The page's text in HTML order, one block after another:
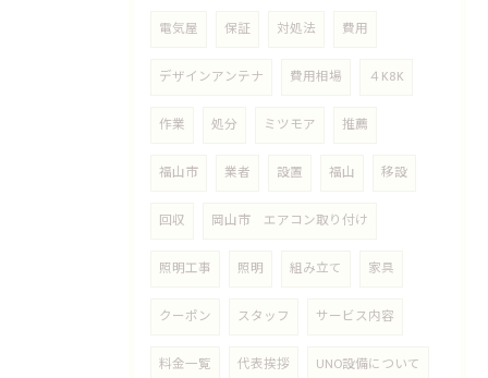
電気屋 保証 対処法 費用
デザインアンテナ 費用相場 ４K8K
作業 処分 ミツモア 推薦
福山市 業者 設置 福山 移設
回収 岡山市 エアコン取り付け
照明工事 照明 組み立て 家具
クーポン スタッフ サービス内容
料金一覧 代表挨拶 UNO設備について